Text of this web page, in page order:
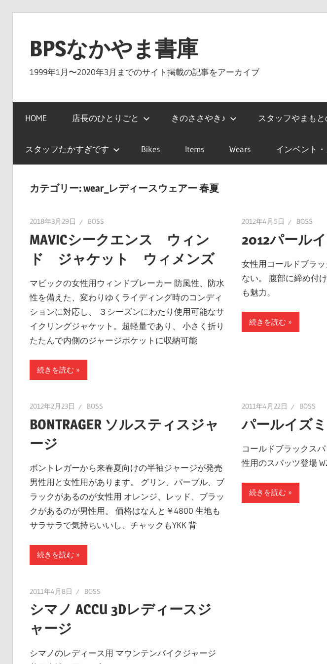
ス
BPSなかやま書庫
1999年1月〜2020年3月までのサイト掲載の記事をアーカイブ
HOME 店長のひとりごと きのささやき♪ スタッフやまも
スタッフたかすぎです Bikes Items Wears インベント
カテゴリー:wear_レディースウェアー 春夏
2018年3月29日 BOSS
MAVICシークエンス ウィン
ド ジャケット ウィメンズ
マビックの女性用ウィンドブレーカー 防風性、防水
性を備えた、変わりゆくライディング時のコンディ
ションに対応し、 ３シーズンにわたり使用可能なサ
イクリングジャケット。超軽量であり、 小さく折り
たたんで内側のジャージポケットに収納可能
続きを読む
2012年4月5日 BOSS
2012パール
女性用コールドブラ
ない。 腹部に締め付
も魅力。
続きを読む
2012年2月23日 BOSS
BONTRAGER ソルスティスジャ
ージ
ボントレガーから来春夏向けの半袖ジャージが発売
男性用と女性用があります。 グリン、パープル、ブ
ラックがあるのが女性用 オレンジ、レッド、ブラッ
クがあるのが男性用。 価格はなんと￥4800 生地も
サラサラで気持ちいいし、チャックもYKK 背
続きを読む
2011年4月22日 BOSS
パールイズ
コールドブラックス
性用のスパッツ登場
続きを読む
2011年4月8日 BOSS
シマノ ACCU 3Dレディースジ
ャージ
シマノのレディース用 マウンテンバイクジャージ